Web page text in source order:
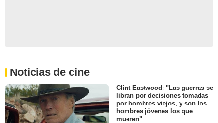
Noticias de cine
Clint Eastwood: "Las guerras se
libran por decisiones tomadas
por hombres viejos, y son los
hombres jóvenes los que
mueren"